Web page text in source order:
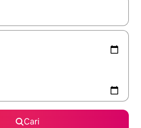
navigasi dengan kekunci anak panah
Cari